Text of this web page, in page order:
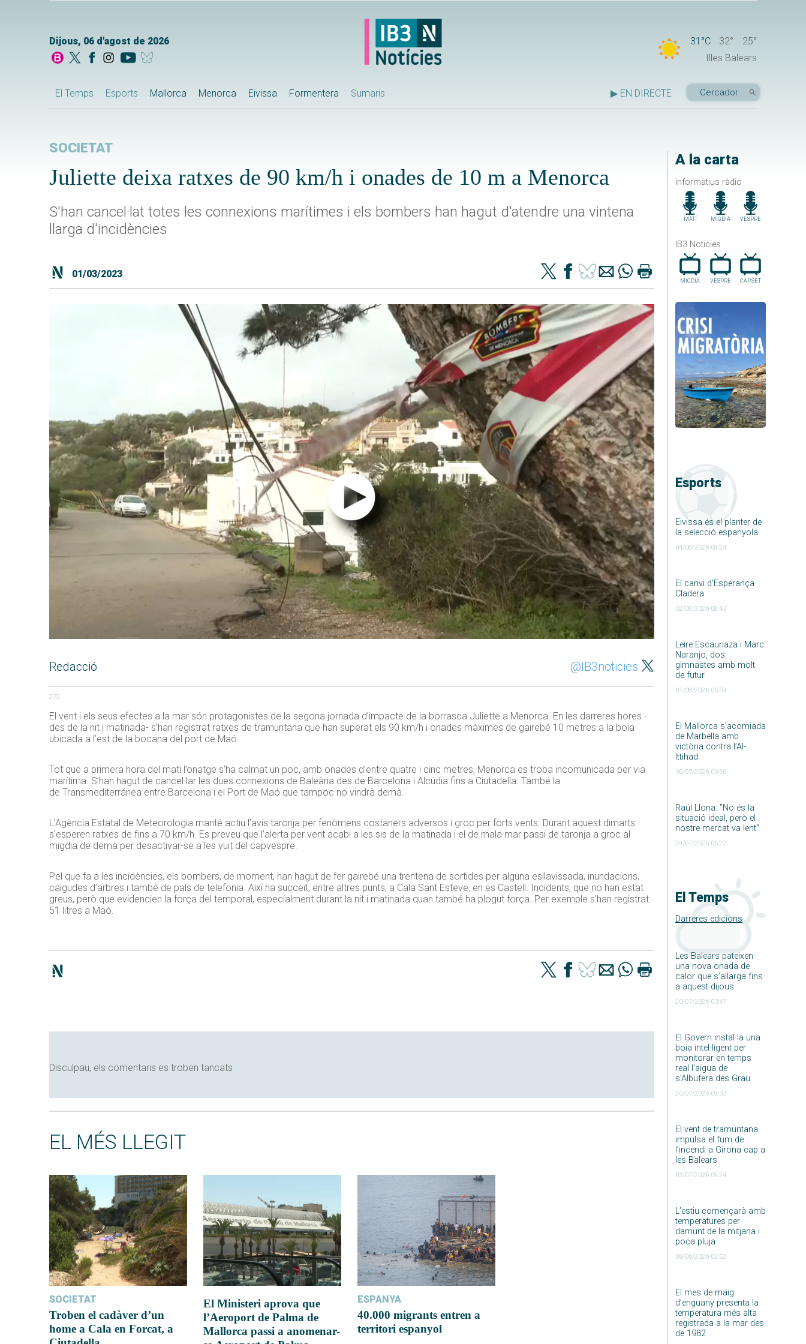
Dijous, 06 d'agost de 2026 31°C 32°
25°
Illes Balears
El Temps Esports Mallorca Menorca Eivissa Formentera Sumaris ▶ EN DIRECTE
A la carta
informatius ràdio
MATÍ MIGDIA VESPRE
IB3 Noticies
MIGDIA VESPRE CAP.SET
Esports
Eivissa és el planter de
la selecció espanyola
04/08/2026 08:24
El canvi d’Esperança
Cladera
02/08/2026 08:43
Leire Escauriaza i Marc
Naranjo, dos
gimnastes amb molt
de futur
01/08/2026 05:59
El Mallorca s’acomiada
de Marbella amb
victòria contra l’Al-
Ittihad
30/07/2026 03:56
Raúl Llona: ”No és la
situació ideal, però el
nostre mercat va lent”
29/07/2026 05:22
El Temps
Darreres edicions
Les Balears pateixen
una nova onada de
calor que s’allarga fins
a aquest dijous
20/07/2026 03:47
El Govern instal·la una
boia intel·ligent per
monitorar en temps
real l’aigua de
s’Albufera des Grau
20/07/2026 09:33
El vent de tramuntana
impulsa el fum de
l’incendi a Girona cap a
les Balears
03/07/2026 09:24
L’estiu començarà amb
temperatures per
damunt de la mitjana i
poca pluja
09/06/2026 02:52
El mes de maig
d’enguany presenta la
temperatura més alta
registrada a la mar des
de 1982
SOCIETAT
Juliette deixa ratxes de 90 km/h i onades de 10 m a Menorca
S'han cancel·lat totes les connexions marítimes i els bombers han hagut d'atendre una vintena
llarga d'incidències
01/03/2023
Redacció @IB3noticies
272
El vent i els seus efectes a la mar són protagonistes de la segona jornada d’impacte de la borrasca Juliette a Menorca. En les darreres hores -
des de la nit i matinada- s’han registrat ratxes de tramuntana que han superat els 90 km/h i onades màximes de gairebé 10 metres a la boia
ubicada a l’est de la bocana del port de Maó.
Tot que a primera hora del matí l’onatge s’ha calmat un poc, amb onades d’entre quatre i cinc metres, Menorca es troba incomunicada per via
marítima. S’han hagut de cancel·lar les dues connexions de Baleària des de Barcelona i Alcúdia fins a Ciutadella. També la
de Transmediterránea entre Barcelona i el Port de Maó que tampoc no vindrà demà.
L’Agència Estatal de Meteorologia manté actiu l’avís taronja per fenòmens costaners adversos i groc per forts vents. Durant aquest dimarts
s’esperen ratxes de fins a 70 km/h. Es preveu que l’alerta per vent acabi a les sis de la matinada i el de mala mar passi de taronja a groc al
migdia de demà per desactivar-se a les vuit del capvespre.
Pel que fa a les incidències, els bombers, de moment, han hagut de fer gairebé una trentena de sortides per alguna esllavissada, inundacions,
caigudes d’arbres i també de pals de telefonia. Així ha succeït, entre altres punts, a Cala Sant Esteve, en es Castell. Incidents, que no han estat
greus, però que evidencien la força del temporal, especialment durant la nit i matinada quan també ha plogut força. Per exemple s’han registrat
51 litres a Maó.
Disculpau, els comentaris es troben tancats
EL MÉS LLEGIT
SOCIETAT
Troben el cadàver d’un
home a Cala en Forcat, a
El Ministeri aprova que
l’Aeroport de Palma de
Mallorca passi a anomenar-
ESPANYA
40.000 migrants entren a
territori espanyol